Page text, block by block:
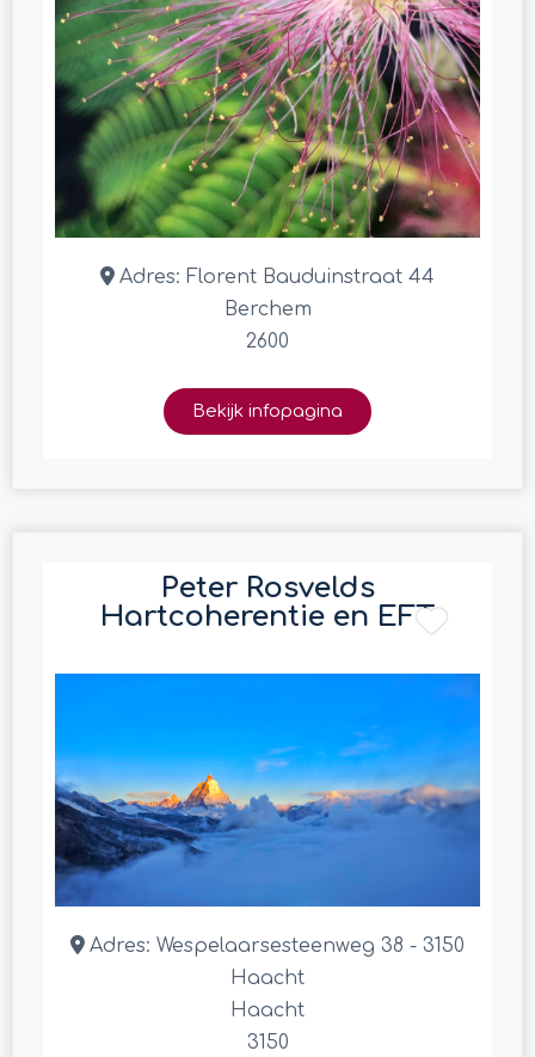
Adres: Florent Bauduinstraat 44
Berchem
2600
Bekijk infopagina
Peter Rosvelds
Hartcoherentie en EFT
Adres:Wespelaarsesteenweg 38 - 3150
Haacht
Haacht
3150